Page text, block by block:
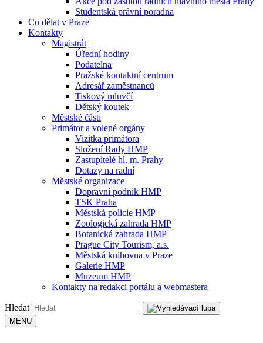
Studentská právní poradna
Co dělat v Praze
Kontakty
Magistrát
Úřední hodiny
Podatelna
Pražské kontaktní centrum
Adresář zaměstnanců
Tiskový mluvčí
Dětský koutek
Městské části
Primátor a volené orgány
Vizitka primátora
Složení Rady HMP
Zastupitelé hl. m. Prahy
Dotazy na radní
Městské organizace
Dopravní podnik HMP
TSK Praha
Městská policie HMP
Zoologická zahrada HMP
Botanická zahrada HMP
Prague City Tourism, a.s.
Městská knihovna v Praze
Galerie HMP
Muzeum HMP
Kontakty na redakci portálu a webmastera
Hledat
MENU